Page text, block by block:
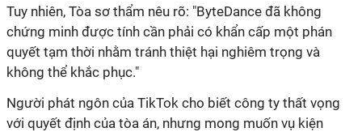
Tuy nhiên, Tòa sơ thẩm nêu rõ: "ByteDance đã không
chứng minh được tính cần phải có khẩn cấp một phán
quyết tạm thời nhằm tránh thiệt hại nghiêm trọng và
không thể khắc phục."
Người phát ngôn của TikTok cho biết công ty thất vọng
với quyết định của tòa án, nhưng mong muốn vụ kiện